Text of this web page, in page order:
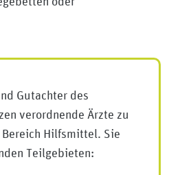
Gutachter des
verordnende Ärzte zu
Hilfsmittel. Sie
Teilgebieten: